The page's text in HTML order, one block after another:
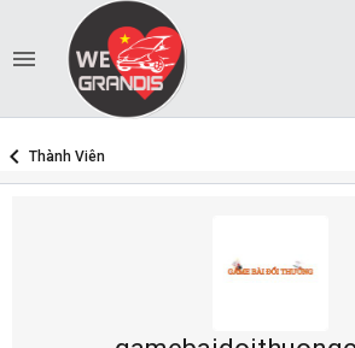
Thành Viên